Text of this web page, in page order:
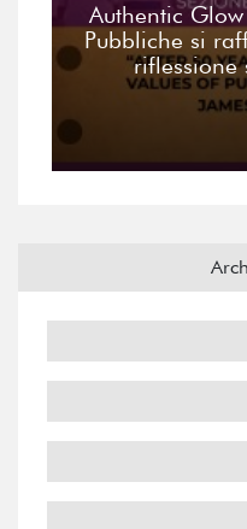
Authentic
Pubbliche si
riflessione